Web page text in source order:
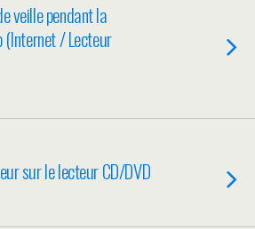
veille pendant la
(Internet / Lecteur
sur le lecteur CD/DVD